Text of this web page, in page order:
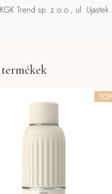
Trend sp. z o.o., ul.